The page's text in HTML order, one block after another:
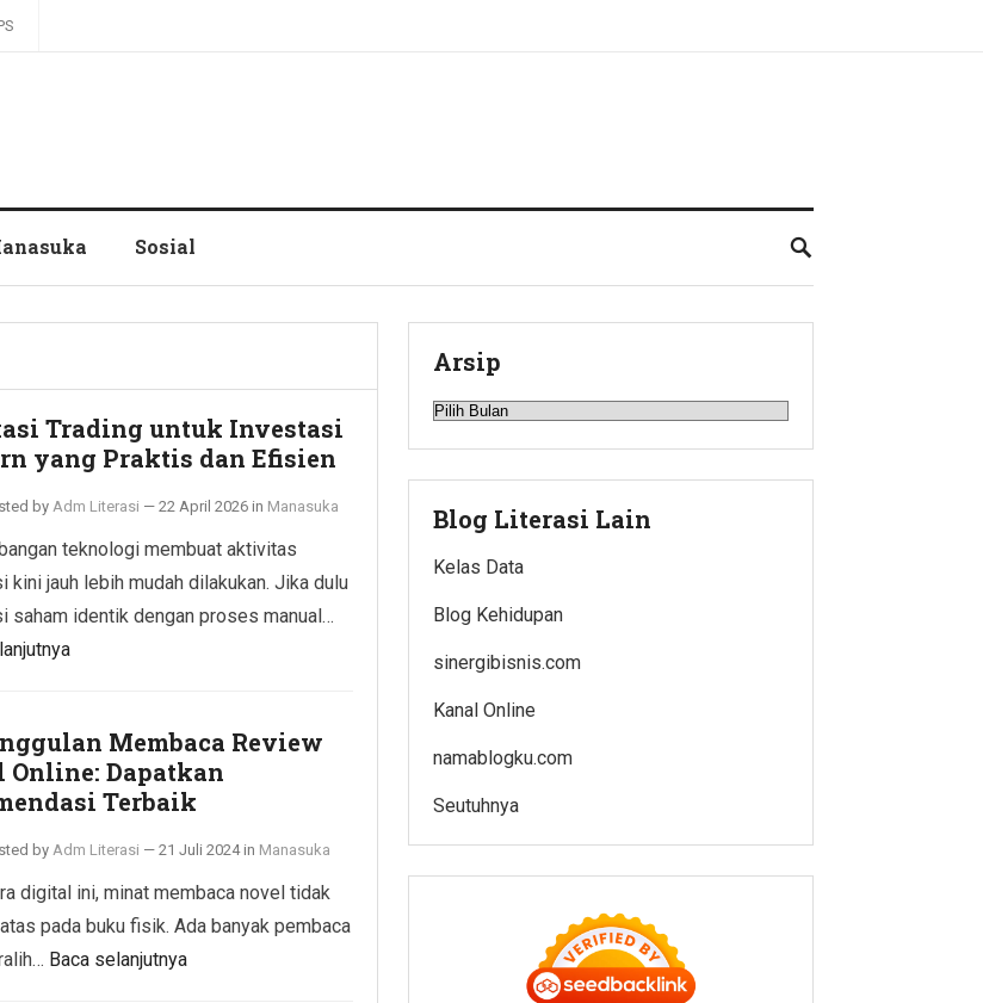
Sosial
Trading untuk Investasi
yang Praktis dan Efisien
by Adm Literasi — 22 April 2026 in Manasuka
teknologi membuat aktivitas
kini jauh lebih mudah dilakukan. Jika dulu
saham identik dengan proses manual…
Membaca Review
Online: Dapatkan
Terbaik
by Adm Literasi — 21 Juli 2024 in Manasuka
digital ini, minat membaca novel tidak
pada buku fisik. Ada banyak pembaca
Baca selanjutnya
Arsip
Arsip
Blog Literasi Lain
Kelas Data
Blog Kehidupan
sinergibisnis.com
Kanal Online
namablogku.com
Seutuhnya